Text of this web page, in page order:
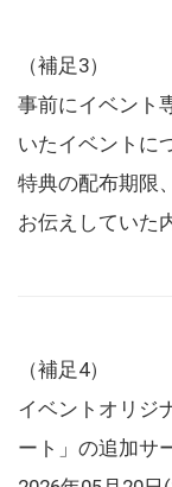
（補足3）
事前にイベント
いたイベントに
特典の配布期限
お伝えしていた
（補足4）
イベントオリジ
ート」の追加サ